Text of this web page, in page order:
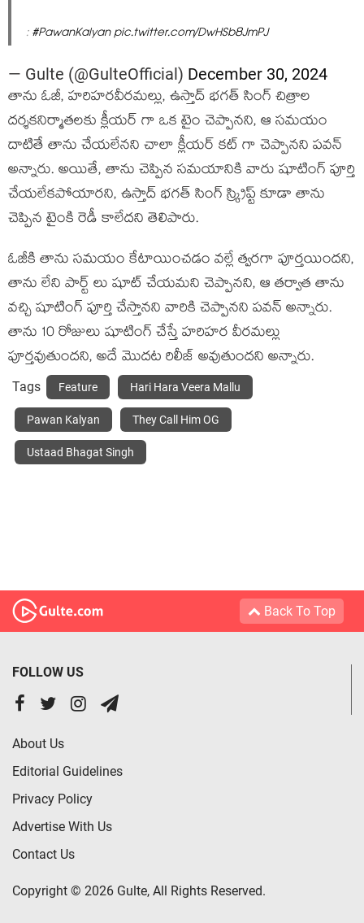
:#PawanKalyanpic.twitter.com/DwHSb8JmPJ
— Gulte (@GulteOfficial) December 30, 2024
తాను ఓజీ, హరిహరవీరమల్లు, ఉస్తాద్ భగత్ సింగ్ చిత్రాల
దర్శకనిర్మాతలకు క్లీయర్ గా ఒక టైం చెప్పానని, ఆ సమయం
దాటితే తాను చేయలేనని చాలా క్లీయర్ కట్ గా చెప్పానని పవన్
అన్నారు. అయితే, తాను చెప్పిన సమయానికి వారు షూటింగ్ పూర్తి
చేయలేకపోయారని, ఉస్తాద్ భగత్ సింగ్ స్క్రిప్ట్ కూడా తాను
చెప్పిన టైంకి రెడీ కాలేదని తెలిపారు.
ఓజీకి తాను సమయం కేటాయించడం వల్లే త్వరగా పూర్తయిందని,
తాను లేని పార్ట్ లు షూట్ చేయమని చెప్పానని, ఆ తర్వాత తాను
వచ్చి షూటింగ్ పూర్తి చేస్తానని వారికి చెప్పానని పవన్ అన్నారు.
తాను 10 రోజులు షూటింగ్ చేస్తే హరిహర వీరమల్లు
పూర్తవుతుందని, అదే మొదట రిలీజ్ అవుతుందని అన్నారు.
Tags Feature Hari Hara Veera Mallu
Pawan Kalyan They Call Him OG
Ustaad Bhagat Singh
Back To Top
FOLLOW US
About Us
Editorial Guidelines
Privacy Policy
Advertise With Us
Contact Us
Copyright © 2026 Gulte, All Rights Reserved.